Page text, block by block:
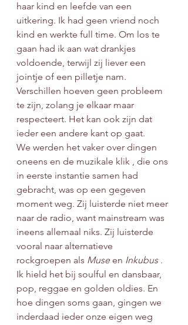
haar kind en leefde van een
uitkering. Ik had geen vriend noch
kind en werkte full time. Om los te
gaan had ik aan wat drankjes
voldoende, terwijl zij liever een
jointje of een pilletje nam.
Verschillen hoeven geen probleem
te zijn, zolang je elkaar maar
respecteert. Het kan ook zijn dat
ieder een andere kant op gaat.
We werden het vaker over dingen
oneens en de muzikale klik , die ons
in eerste instantie samen had
gebracht, was op een gegeven
moment weg. Zij luisterde niet meer
naar de radio, want mainstream was
ineens allemaal niks. Zij luisterde
vooral naar alternatieve
rockgroepen als Muse en Inkubus .
Ik hield het bij soulful en dansbaar,
pop, reggae en golden oldies. En
hoe dingen soms gaan, gingen we
inderdaad ieder onze eigen weg